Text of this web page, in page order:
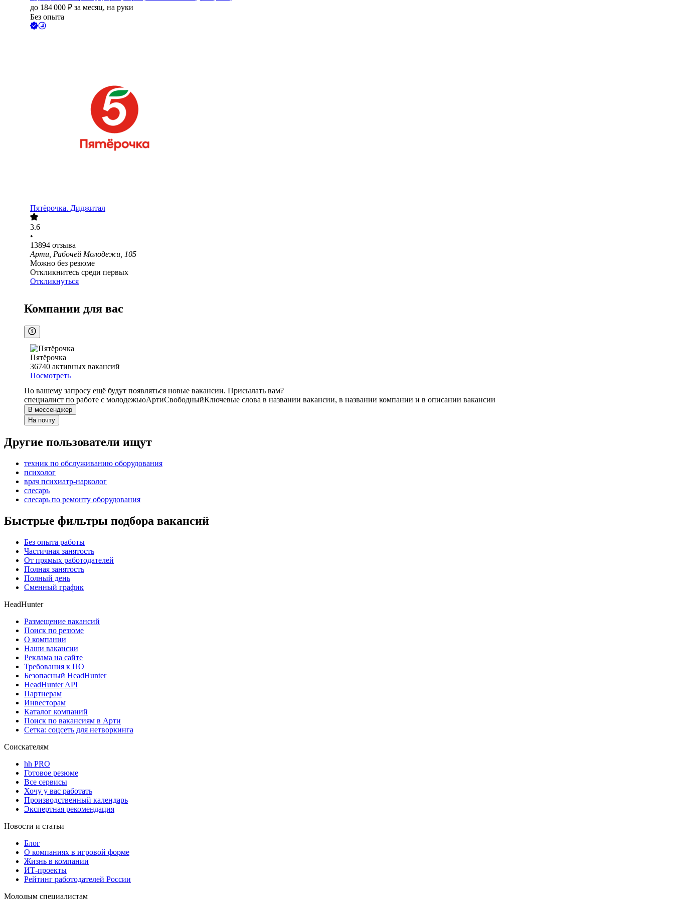
до 184 000 ₽ за месяц, на руки
Без опыта
Пятёрочка. Диджитал
3.6
•
13894 отзыва
Арти, Рабочей Молодежи, 105
Можно без резюме
Откликнитесь среди первых
Откликнуться
Компании для вас
Пятёрочка
36740 активных вакансий
Посмотреть
По вашему запросу ещё будут появляться новые вакансии. Присылать вам?
специалист по работе с молодежьюАртиСвободныйКлючевые слова в названии вакансии, в названии компании и в описании вакансии
В мессенджер
На почту
Другие пользователи ищут
техник по обслуживанию оборудования
психолог
врач психиатр-нарколог
слесарь
слесарь по ремонту оборудования
Быстрые фильтры подбора вакансий
Без опыта работы
Частичная занятость
От прямых работодателей
Полная занятость
Полный день
Сменный график
HeadHunter
Размещение вакансий
Поиск по резюме
О компании
Наши вакансии
Реклама на сайте
Требования к ПО
Безопасный HeadHunter
HeadHunter API
Партнерам
Инвесторам
Каталог компаний
Поиск по вакансиям в Арти
Сетка: соцсеть для нетворкинга
Соискателям
hh PRO
Готовое резюме
Все сервисы
Хочу у вас работать
Производственный календарь
Экспертная рекомендация
Новости и статьи
Блог
О компаниях в игровой форме
Жизнь в компании
ИТ-проекты
Рейтинг работодателей России
Молодым специалистам